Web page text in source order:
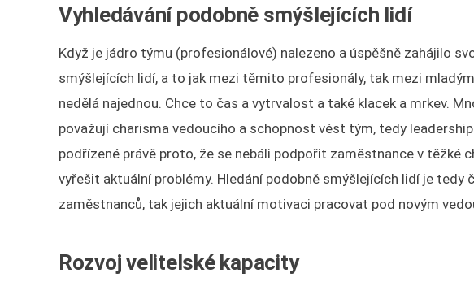
Vyhledávání podobně smýšlejících lidí
Když je jádro týmu (profesionálové) nalezeno a úspěšně zahájilo
smýšlejících lidí, a to jak mezi těmito profesionály, tak mezi
nedělá najednou. Chce to čas a vytrvalost a také klacek a mrkev.
považují charisma vedoucího a schopnost vést tým, tedy
podřízené právě proto, že se nebáli podpořit zaměstnance v těžké
vyřešit aktuální problémy. Hledání podobně smýšlejících lidí je tedy
zaměstnanců, tak jejich aktuální motivaci pracovat pod novým
Rozvoj velitelské kapacity